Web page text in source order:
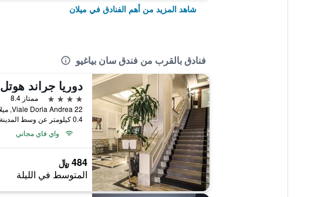
شاهد المزيد من أهم الفنادق في ميلان
فنادق بالقرب من فندق سان بياغيو
دوريا جراند هوتل
4 نجوم
ممتاز 8.4
Viale Doria Andrea 22, ميلان, مقاطعة ميلانو, إيطاليا
0.4 كيلومتر عن وسط المدينة
واي فاي مجاني
484 ﷼
المتوسط في الليلة